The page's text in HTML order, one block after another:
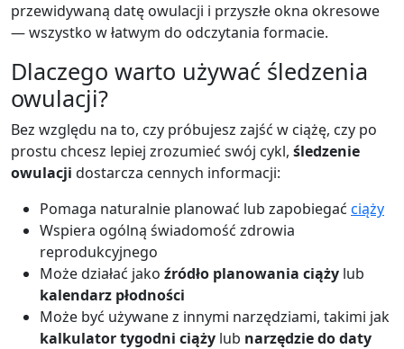
przewidywaną datę owulacji i przyszłe okna okresowe
— wszystko w łatwym do odczytania formacie.
Dlaczego warto używać śledzenia
owulacji?
Bez względu na to, czy próbujesz zajść w ciążę, czy po
prostu chcesz lepiej zrozumieć swój cykl, śledzenie
owulacji dostarcza cennych informacji:
Pomaga naturalnie planować lub zapobiegać ciąży
Wspiera ogólną świadomość zdrowia
reprodukcyjnego
Może działać jako źródło planowania ciąży lub
kalendarz płodności
Może być używane z innymi narzędziami, takimi jak
kalkulator tygodni ciąży lub narzędzie do daty